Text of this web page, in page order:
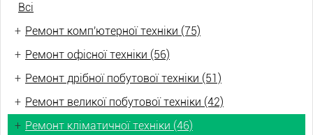
Всі
+ Ремонт комп'ютерної техніки (75)
+ Ремонт офісної техніки (56)
+ Ремонт дрібної побутової техніки (51)
+ Ремонт великої побутової техніки (42)
+ Ремонт кліматичної техніки (46)